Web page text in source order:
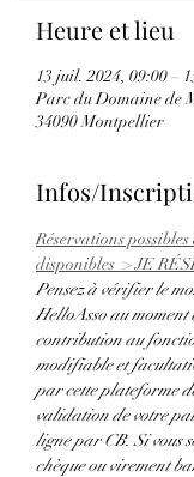
Heure et lieu
13 juil. 2024, 09:00 –
Parc du Domaine de
34090 Montpellier
Infos/
Réservations
disponibles  > JE
Pensez à vérifier le
HelloAsso au
contribution au
modifiable et
par cette plateforme
validation de votre
ligne par CB. Si vous
chèque ou virement